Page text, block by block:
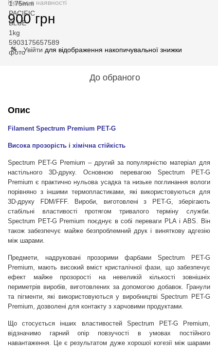
Немає в наявності
900 грн
% Увійти для відображення накопичувальної знижки
До обраного
Опис
Filament Spectrum Premium PET-G
Висока прозорість і хімічна стійкість
Spectrum PET-G Premium – другий за популярністю матеріал для
настільного 3D-друку. Основною перевагою Spectrum PET-G
Premium є практично нульова усадка та низьке поглинання вологи
порівняно з іншими термопластиками, які використовуються для
3D-друку FDM/FFF. Вироби, виготовлені з PET-G, зберігають
стабільні властивості протягом тривалого терміну служби.
Spectrum PET-G Premium поєднує в собі переваги PLA і ABS. Він
також забезпечує майже безпроблемний друк і виняткову адгезію
між шарами.
Предмети, надруковані прозорими фарбами Spectrum PET-G
Premium, мають високий вміст кристалічної фази, що забезпечує
ефект майже прозорості на невеликій кількості зовнішніх
периметрів виробів, виготовлених за допомогою добавок. Гранули
та пігменти, які використовуються у виробництві Spectrum PET-G
Premium, дозволені для контакту з харчовими продуктами.
Що стосується інших властивостей Spectrum PET-G Premium,
відзначимо гарний опір повзучості в умовах постійного
навантаження. Це є результатом дуже хорошої когезії між шарами